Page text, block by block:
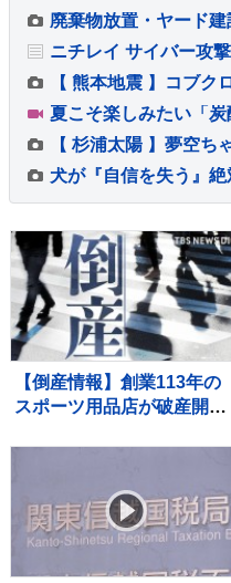
【倒産情報】創業113年の
スポーツ用品店が破産開始
字に 福井市 【東京商工リサ
ーチ】